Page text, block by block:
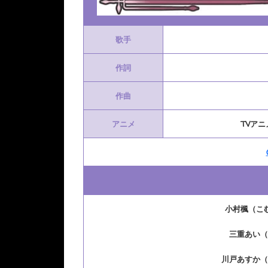
歌手
作詞
作曲
アニメ TVア
小村楓（こ
三重あい
川戸あすか